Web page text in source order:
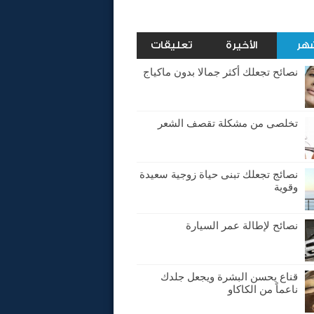
الأخيرة تعليقات
نصائح تجعلك أكثر جمالا بدون ماكياج
تخلصى من مشكلة تقصف الشعر
نصائج تجعلك تبنى حياة زوجية سعيدة
وقوية
نصائح لإطالة عمر السيارة
قناع يحسن البشرة ويجعل جلدك
ناعماً من الكاكاو